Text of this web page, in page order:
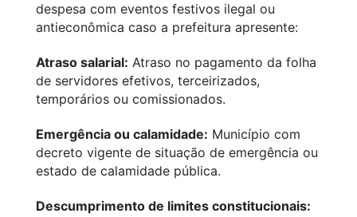
despesa com eventos festivos ilegal ou
antieconômica caso a prefeitura apresente:
Atraso salarial: Atraso no pagamento da folha
de servidores efetivos, terceirizados,
temporários ou comissionados.
Emergência ou calamidade: Município com
decreto vigente de situação de emergência ou
estado de calamidade pública.
Descumprimento de limites constitucionais: